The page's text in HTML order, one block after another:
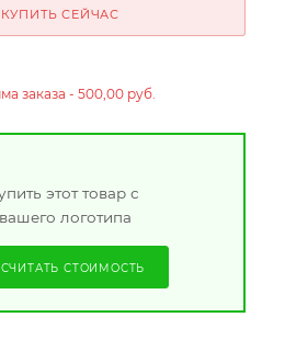
КУПИТЬ СЕЙЧАС
заказа - 500,00 руб.
этот товар с
логотипа
СТОИМОСТЬ